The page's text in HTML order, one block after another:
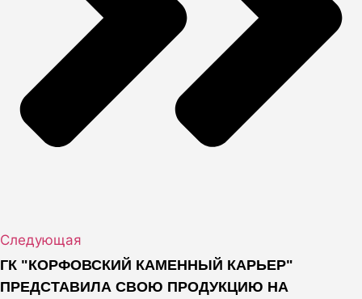
Следующая
ГК "КОРФОВСКИЙ КАМЕННЫЙ КАРЬЕР"
ПРЕДСТАВИЛА СВОЮ ПРОДУКЦИЮ НА